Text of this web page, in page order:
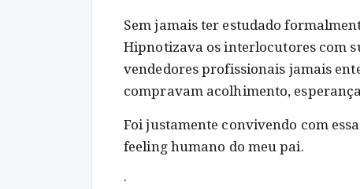
Sem jamais ter estudado
Hipnotizava os interlocutores com
vendedores profissionais jamais
compravam acolhimento,
Foi justamente convivendo com
feeling humano do meu pai.
·